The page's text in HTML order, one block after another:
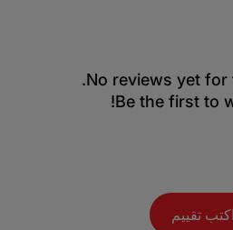
No reviews yet for
Be the first to
اكتب تقييم